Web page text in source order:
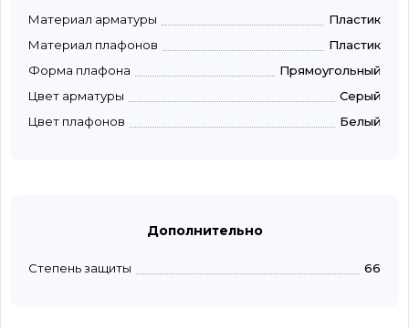
Материал арматуры
Пластик
Материал плафонов
Пластик
Форма плафона
Прямоугольный
Цвет арматуры
Серый
Цвет плафонов
Белый
Дополнительно
Степень защиты 66